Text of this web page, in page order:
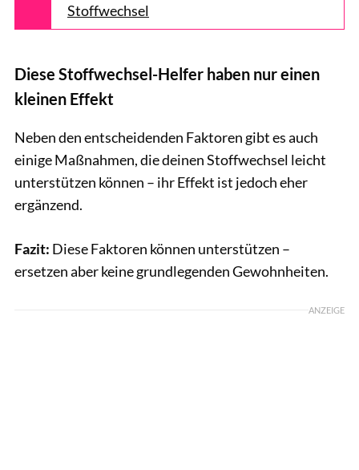
Stoffwechsel
Diese Stoffwechsel-Helfer haben nur einen
kleinen Effekt
Neben den entscheidenden Faktoren gibt es auch
einige Maßnahmen, die deinen Stoffwechsel leicht
unterstützen können – ihr Effekt ist jedoch eher
ergänzend.
Fazit: Diese Faktoren können unterstützen –
ersetzen aber keine grundlegenden Gewohnheiten.
ANZEIGE